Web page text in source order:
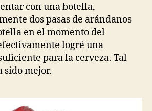
con una botella,
dos pasas de arándanos
en el momento del
logré una
para la cerveza. Tal
sido mejor.